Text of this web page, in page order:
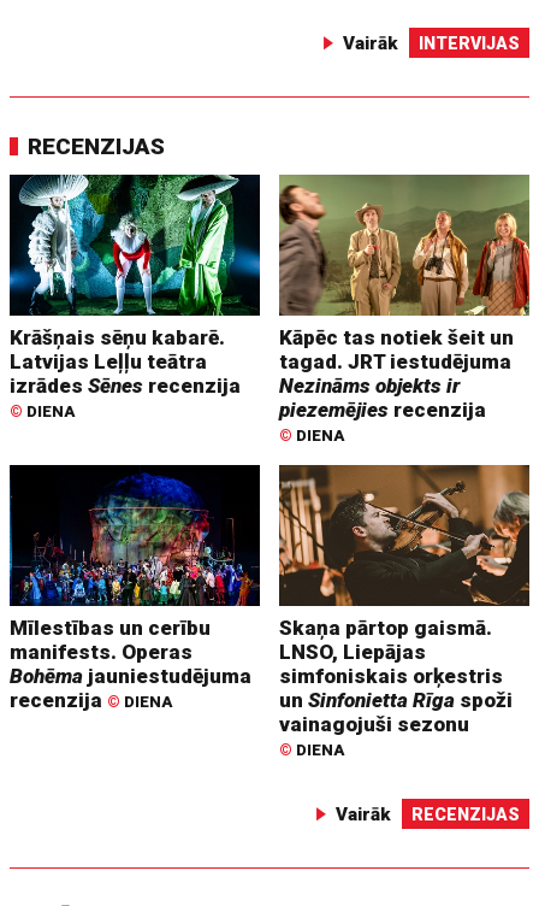
Vairāk INTERVIJAS
RECENZIJAS
Krāšņais sēņu kabarē.
Latvijas Leļļu teātra
izrādesSēnes recenzija
© DIENA
Kāpēc tas notiek šeit un
tagad. JRT iestudējuma
Nezināms objekts ir
piezemējies recenzija
© DIENA
Mīlestības un cerību
manifests. Operas
Bohēma jauniestudējuma
recenzija © DIENA
Skaņa pārtop gaismā.
LNSO, Liepājas
simfoniskais orķestris
unSinfonietta Rīga spoži
vainagojuši sezonu
© DIENA
Vairāk RECENZIJAS